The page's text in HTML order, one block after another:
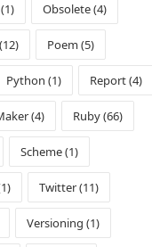
Obsolete (4)
Poem (5)
Python (1) Report (4)
(4) Ruby (66)
Scheme (1)
Twitter (11)
Versioning (1)